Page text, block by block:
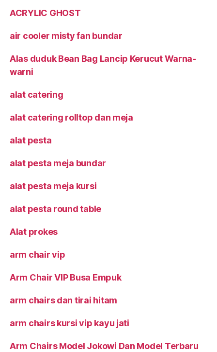
ACRYLIC GHOST
air cooler misty fan bundar
Alas duduk Bean Bag Lancip Kerucut Warna-
warni
alat catering
alat catering rolltop dan meja
alat pesta
alat pesta meja bundar
alat pesta meja kursi
alat pesta round table
Alat prokes
arm chair vip
Arm Chair VIP Busa Empuk
arm chairs dan tirai hitam
arm chairs kursi vip kayu jati
Arm Chairs Model Jokowi Dan Model Terbaru